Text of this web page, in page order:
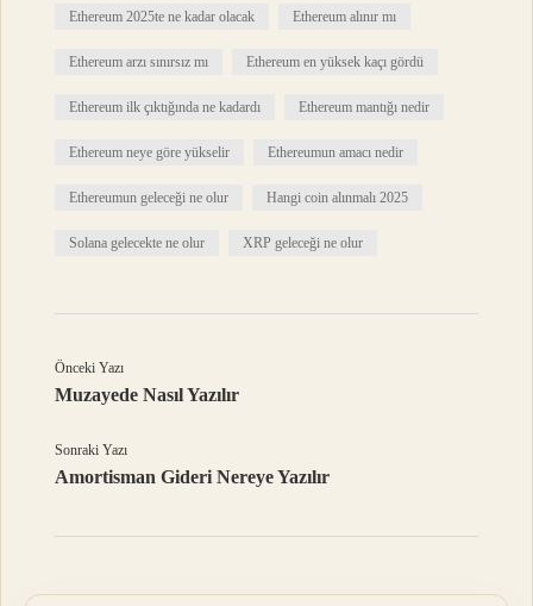
Ethereum 2025te ne kadar olacak Ethereum alınır mı
Ethereum arzı sınırsız mı Ethereum en yüksek kaçı gördü
Ethereum ilk çıktığında ne kadardı Ethereum mantığı nedir
Ethereum neye göre yükselir Ethereumun amacı nedir
Ethereumun geleceği ne olur Hangi coin alınmalı 2025
Solana gelecekte ne olur XRP geleceği ne olur
Önceki Yazı
Muzayede Nasıl Yazılır
Sonraki Yazı
Amortisman Gideri Nereye Yazılır